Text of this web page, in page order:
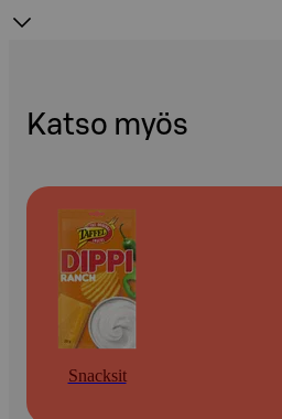
Katso myös
Snacksit